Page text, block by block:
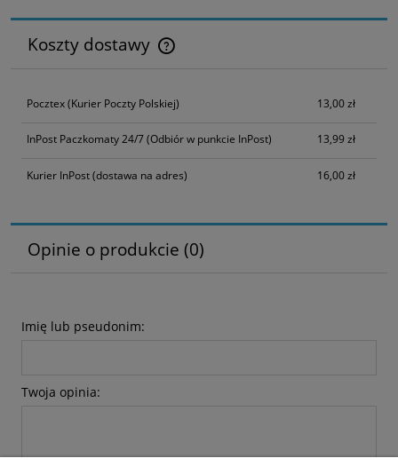
Koszty dostawy
Cena nie zawiera ewentualnych kosztów płatności
Pocztex(Kurier Poczty Polskiej) 13,00 zł
InPost Paczkomaty 24/7(Odbiór w punkcie InPost) 13,99 zł
Kurier InPost(dostawa na adres) 16,00 zł
Opinie o produkcie (0)
Imię lub pseudonim:
Twoja opinia: